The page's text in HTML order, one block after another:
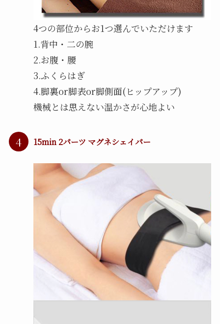
4つの部位からお1つ選んでいただけます
1.背中・二の腕
2.お腹・腰
3.ふくらはぎ
4.脚裏or脚表or脚側面(ヒップアップ)
機械とは思えない温かさが心地よい
4 15min 2パーツ マグネシェイパー